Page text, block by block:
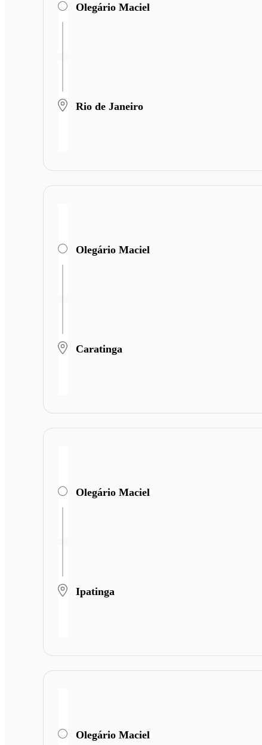
Olegário Maciel
Rio de Janeiro
Olegário Maciel
Caratinga
Olegário Maciel
Ipatinga
Olegário Maciel